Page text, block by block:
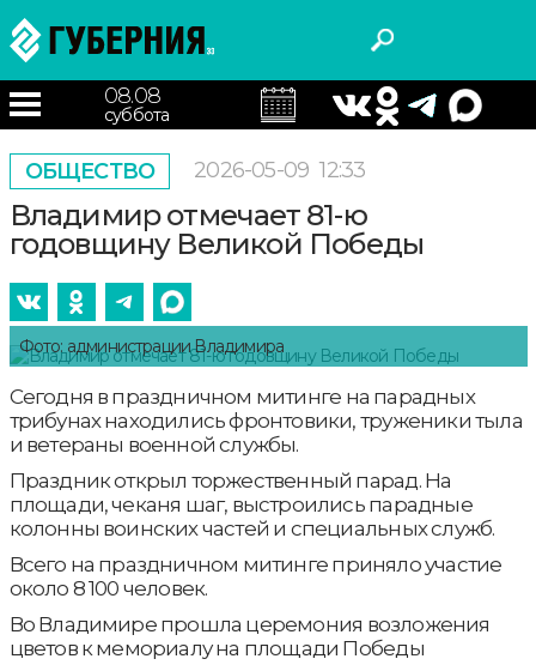
08.08
суббота
ОБЩЕСТВО 2026-05-09 12:33
Владимир отмечает 81-ю
годовщину Великой Победы
Фото: администрации Владимира
Сегодня в праздничном митинге на парадных
трибунах находились фронтовики, труженики тыла
и ветераны военной службы.
Праздник открыл торжественный парад. На
площади, чеканя шаг, выстроились парадные
колонны воинских частей и специальных служб.
Всего на праздничном митинге приняло участие
около 8 100 человек.
Во Владимире прошла церемония возложения
цветов к мемориалу на площади Победы